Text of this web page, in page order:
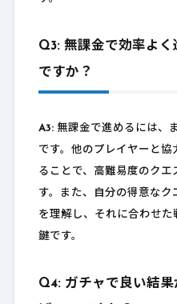
Q3: 無課金で効率よく
ですか？
A3:無課金で進めるには、
です。他のプレイヤーと
ることで、高難易度のクエ
す。また、自分の得意なク
を理解し、それに合わせ
鍵です。
Q4: ガチャで良い結